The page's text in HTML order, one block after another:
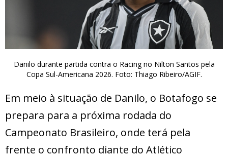
Danilo durante partida contra o Racing no Nilton Santos pela
Copa Sul-Americana 2026. Foto: Thiago Ribeiro/AGIF.
Em meio à situação de Danilo, o Botafogo se
prepara para a próxima rodada do
Campeonato Brasileiro, onde terá pela
frente o confronto diante do Atlético